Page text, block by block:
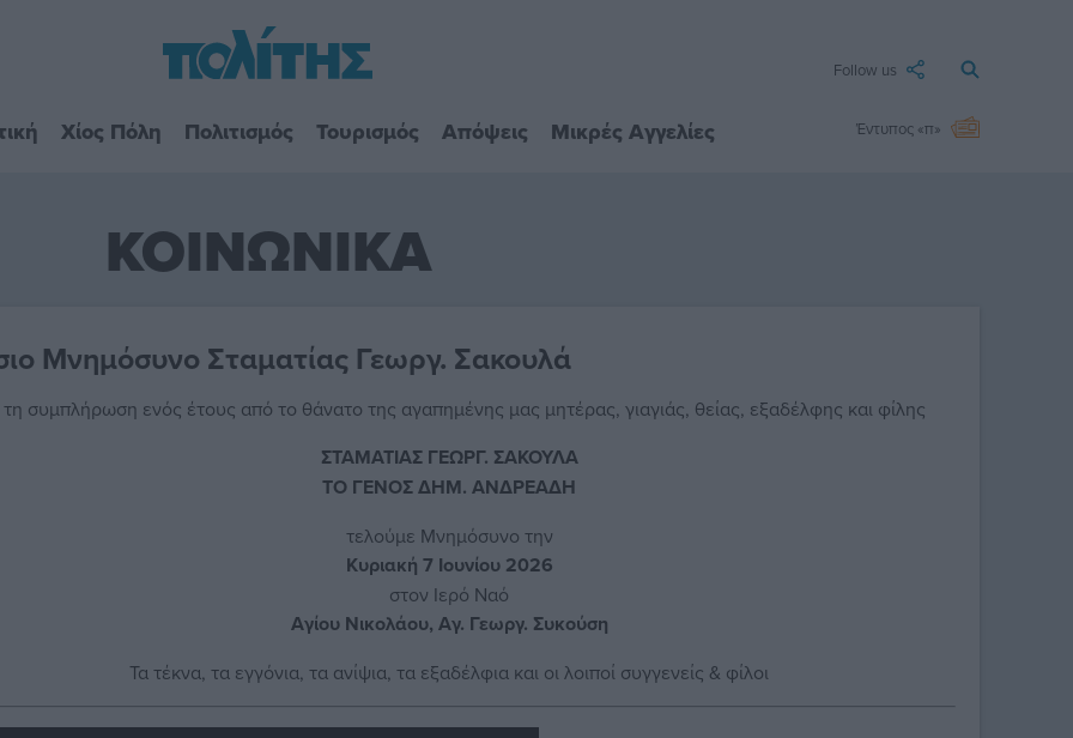
Follow us
Χίος Πόλη Πολιτισμός Τουρισμός Απόψεις Μικρές Αγγελίες Έντυπος «π»
ΚΟΙΝΩΝΙΚΑ
Μνημόσυνο Σταματίας Γεωργ. Σακουλά
συμπλήρωση ενός έτους από το θάνατο της αγαπημένης μας μητέρας, γιαγιάς, θείας, εξαδέλφης και φίλης
ΣΤΑΜΑΤΙΑΣ ΓΕΩΡΓ. ΣΑΚΟΥΛΑ
ΤΟ ΓΕΝΟΣ ΔΗΜ. ΑΝΔΡΕΑΔΗ
τελούμε Μνημόσυνο την
Κυριακή 7 Ιουνίου 2026
στον Ιερό Ναό
Αγίου Νικολάου, Αγ. Γεωργ. Συκούση
Τα τέκνα, τα εγγόνια, τα ανίψια, τα εξαδέλφια και οι λοιποί συγγενείς & φίλοι